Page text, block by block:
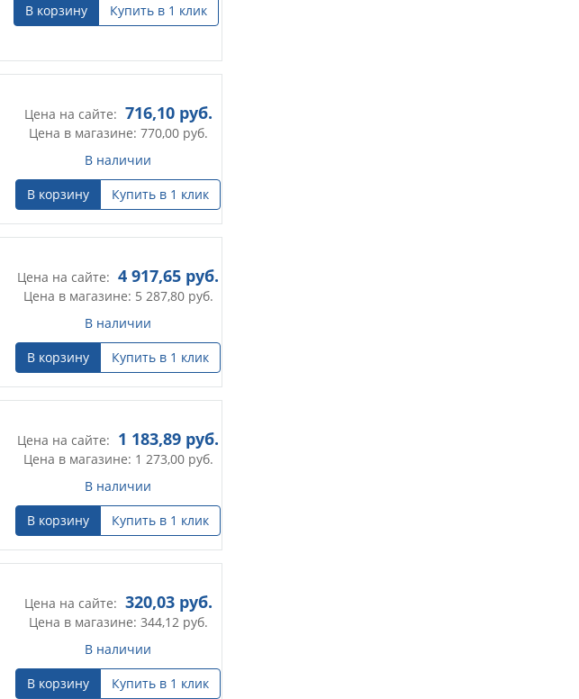
В корзину
Купить в 1 клик
Цена на сайте: 716,10руб.
Цена в магазине: 770,00руб.
В наличии
В корзину
Купить в 1 клик
Цена на сайте: 4 917,65 руб.
Цена в магазине: 5 287,80руб.
В наличии
В корзину
Купить в 1 клик
Цена на сайте: 1 183,89 руб.
Цена в магазине: 1 273,00руб.
В наличии
В корзину
Купить в 1 клик
Цена на сайте: 320,03руб.
Цена в магазине: 344,12 руб.
В наличии
В корзину
Купить в 1 клик